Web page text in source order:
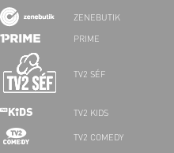
ZENEBUTIK
PRIME
TV2 SÉF
TV2 KIDS
TV2 COMEDY